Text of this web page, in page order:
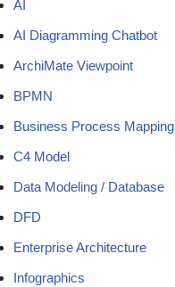
AI
AI Diagramming Chatbot
ArchiMate Viewpoint
BPMN
Business Process Mapping
C4 Model
Data Modeling / Database
DFD
Enterprise Architecture
Infographics